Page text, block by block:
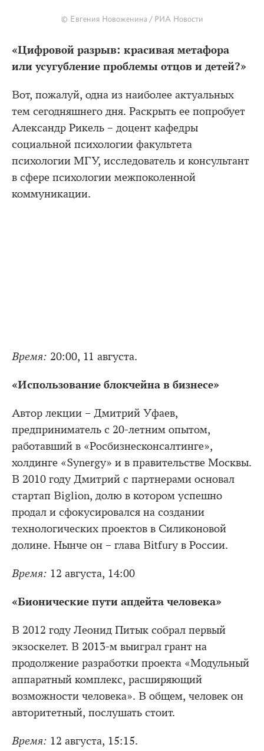
© Евгения Новоженина / РИА Новости
«Цифровой разрыв: красивая метафора
или усугубление проблемы отцов и детей?»
Вот, пожалуй, одна из наиболее актуальных
тем сегодняшнего дня. Раскрыть ее попробует
Александр Рикель – доцент кафедры
социальной психологии факультета
психологии МГУ, исследователь и консультант
в сфере психологии межпоколенной
коммуникации.
Время: 20:00, 11 августа.
«Использование блокчейна в бизнесе»
Автор лекции – Дмитрий Уфаев,
предприниматель с 20-летним опытом,
работавший в «Росбизнесконсалтинге»,
холдинге «Synergy» и в правительстве Москвы.
В 2010 году Дмитрий с партнерами основал
стартап Biglion, долю в котором успешно
продал и сфокусировался на создании
технологических проектов в Силиконовой
долине. Нынче он – глава Bitfury в России.
Время: 12 августа, 14:00
«Бионические пути апдейта человека»
В 2012 году Леонид Питык собрал первый
экзоскелет. В 2013-м выиграл грант на
продолжение разработки проекта «Модульный
аппаратный комплекс, расширяющий
возможности человека». В общем, человек он
авторитетный, послушать стоит.
Время: 12 августа, 15:15.